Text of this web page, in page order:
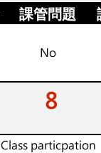
課管問題
No
8
Class particpation